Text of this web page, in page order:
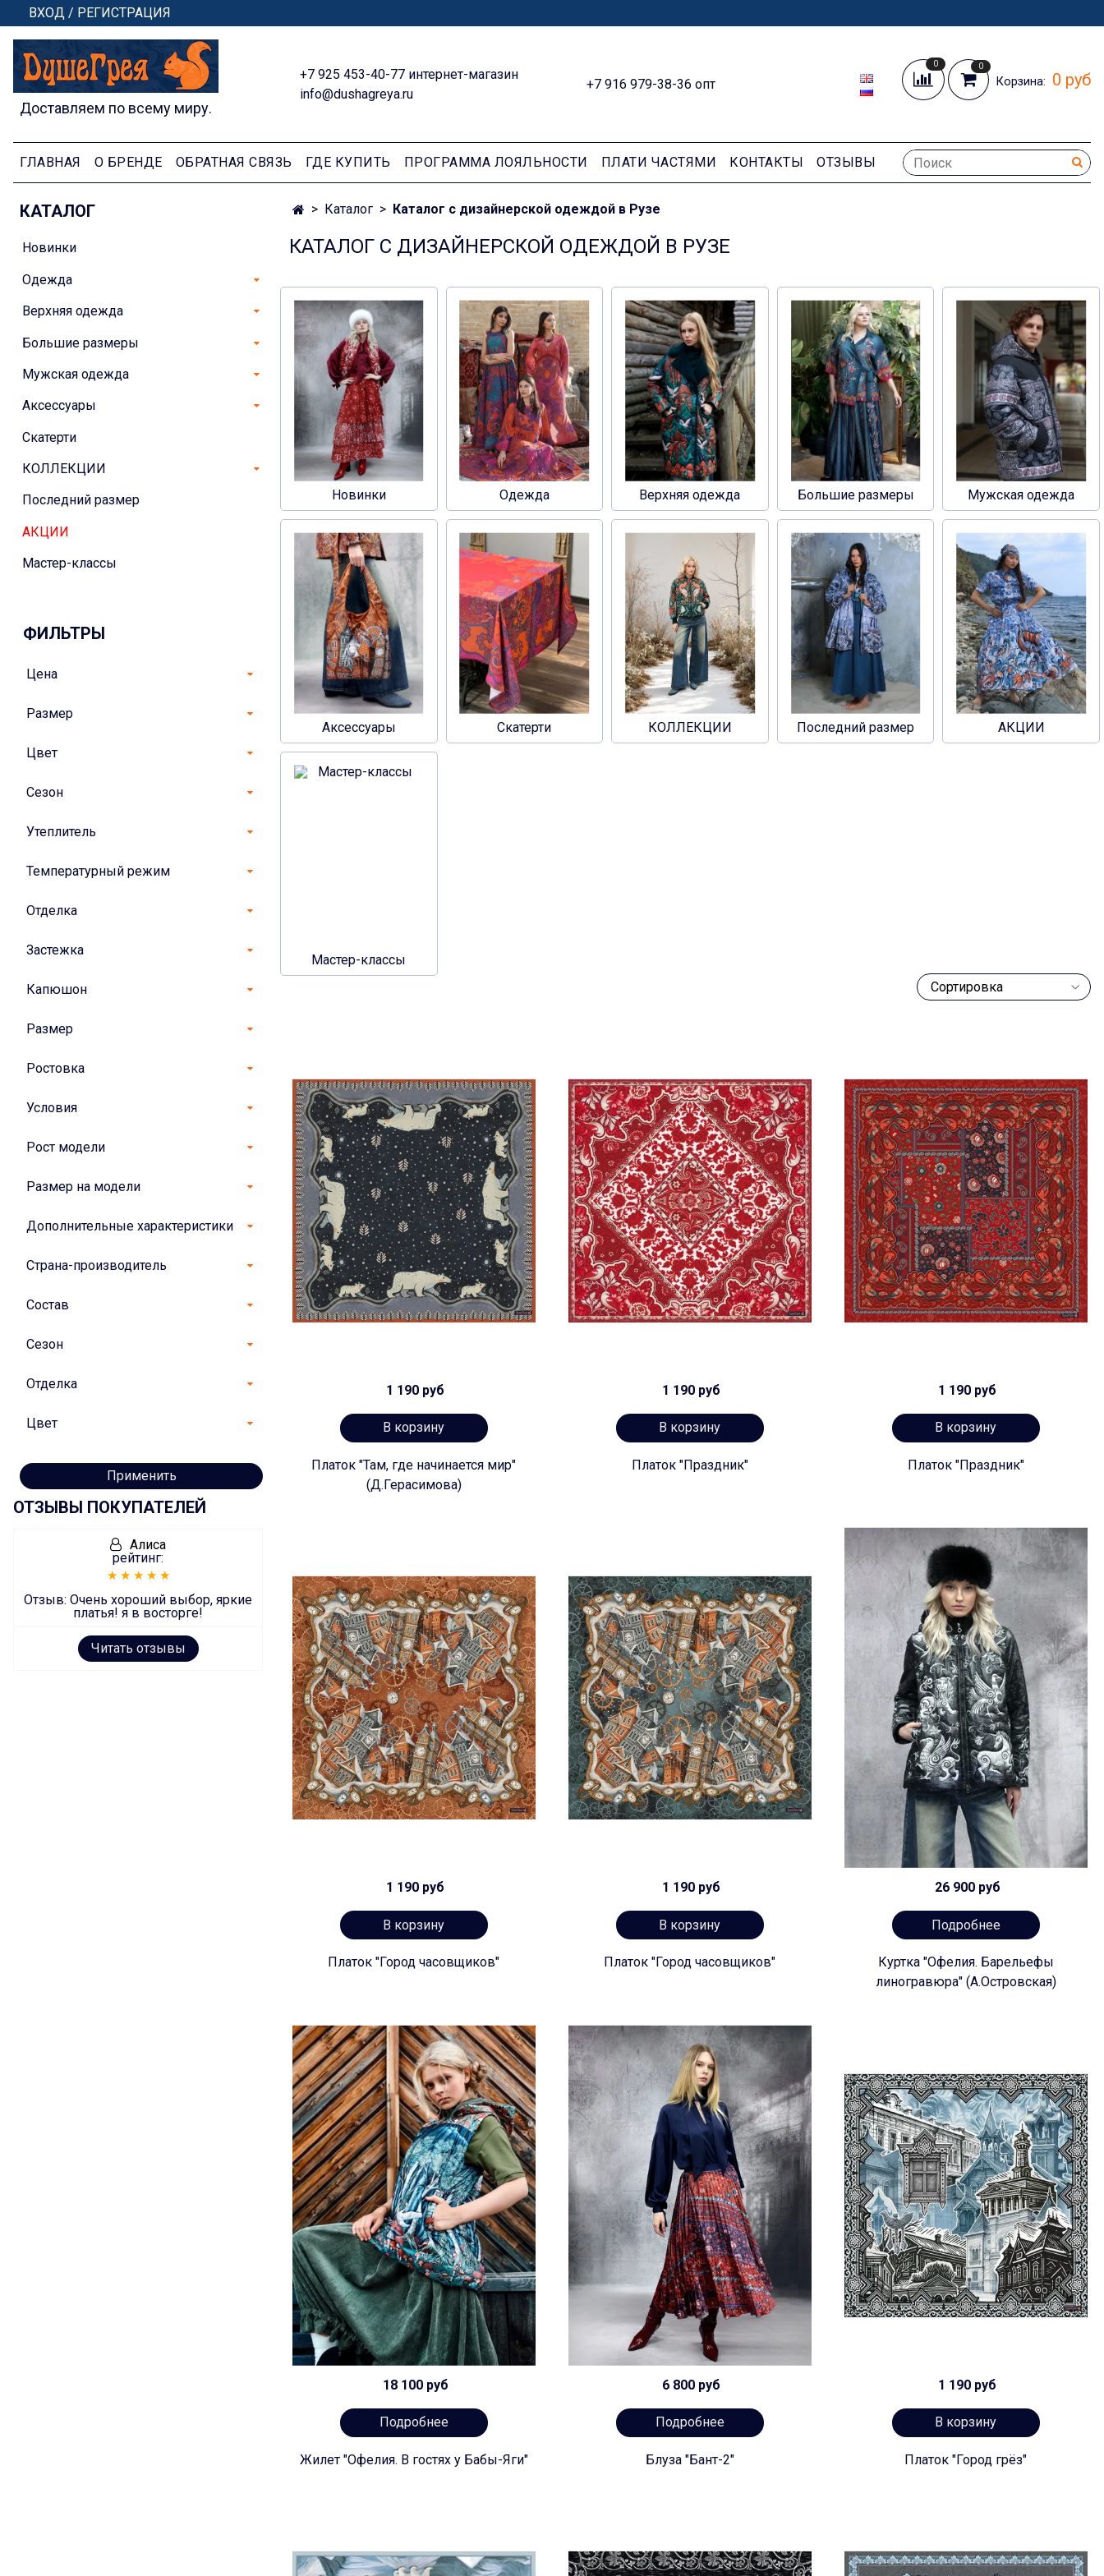
ВХОД / РЕГИСТРАЦИЯ
Доставляем по всему миру.
+7 925 453-40-77 интернет-магазин
info@dushagreya.ru
+7 916 979-38-36 опт
0 0
Корзина: 0 руб
ГЛАВНАЯ О БРЕНДЕ ОБРАТНАЯ СВЯЗЬ ГДЕ КУПИТЬ ПРОГРАММА ЛОЯЛЬНОСТИ ПЛАТИ ЧАСТЯМИ КОНТАКТЫ ОТЗЫВЫ
Каталог Каталог с дизайнерской одеждой в Рузе
КАТАЛОГ С ДИЗАЙНЕРСКОЙ ОДЕЖДОЙ В РУЗЕ
Новинки Одежда Верхняя одежда Большие размеры Мужская одежда
Аксессуары Скатерти КОЛЛЕКЦИИ Последний размер АКЦИИ
Мастер-классы
1 190 руб
В корзину
Платок "Там, где начинается мир"
(Д.Герасимова)
1 190 руб
В корзину
Платок "Праздник"
1 190 руб
В корзину
Платок "Праздник"
1 190 руб
В корзину
Платок "Город часовщиков"
1 190 руб
В корзину
Платок "Город часовщиков"
26 900 руб
Подробнее
Куртка "Офелия. Барельефы
линогравюра" (А.Островская)
18 100 руб
Подробнее
Жилет "Офелия. В гостях у Бабы-Яги"
6 800 руб
Подробнее
Блуза "Бант-2"
1 190 руб
В корзину
Платок "Город грёз"
КАТАЛОГ
Новинки
Одежда
Верхняя одежда
Большие размеры
Мужская одежда
Аксессуары
Скатерти
КОЛЛЕКЦИИ
Последний размер
АКЦИИ
Мастер-классы
ФИЛЬТРЫ
Цена
Размер
Цвет
Сезон
Утеплитель
Температурный режим
Отделка
Застежка
Капюшон
Размер
Ростовка
Условия
Рост модели
Размер на модели
Дополнительные характеристики
Страна-производитель
Состав
Сезон
Отделка
Цвет
Применить
ОТЗЫВЫ ПОКУПАТЕЛЕЙ
Алиса
рейтинг:
Отзыв: Очень хороший выбор, яркие
платья! я в восторге!
Читать отзывы